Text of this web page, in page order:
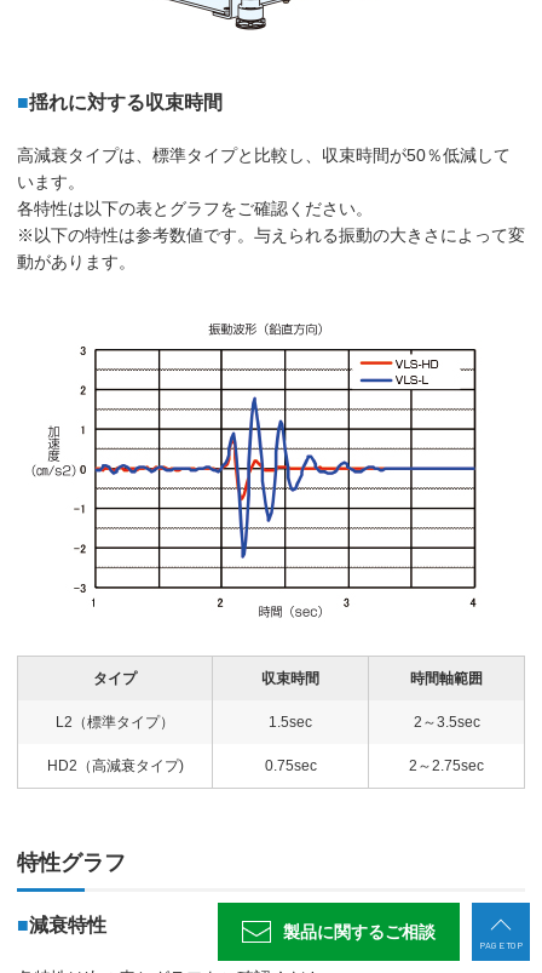
■揺れに対する収束時間
高減衰タイプは、標準タイプと比較し、収束時間が50％低減して
います。
各特性は以下の表とグラフをご確認ください。
※以下の特性は参考数値です。与えられる振動の大きさによって変
動があります。
タイプ 収束時間 時間軸範囲
L2（標準タイプ） 1.5sec 2～3.5sec
HD2（高減衰タイプ) 0.75sec 2～2.75sec
特性グラフ
■減衰特性 製品に関するご相談
PAGE TOP